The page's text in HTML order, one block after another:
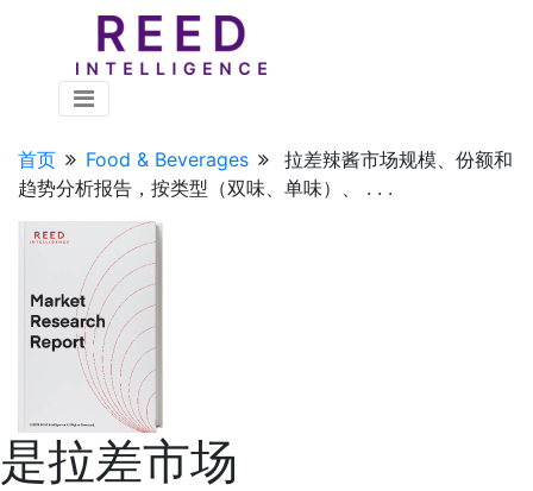
首页 Food & Beverages
拉差辣酱市场规模、份额和
趋势分析报告，按类型（双味、单味）、 . . .
是拉差市场